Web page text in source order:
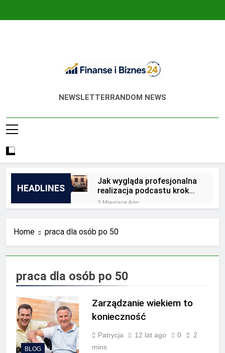
Finanse I Biznes
24
Jak Zadbać O Własne Finanse? Fachowa
NEWSLETTERRANDOM NEWS
HEADLINES
Jak wygląda profesjonalna
realizacja podcastu krok
po kroku?
2 Miesiące Ago
księgowych?
2 Lata Ago
Jakie wyzwania stoją przed
biurami rachunkowymi w
Najnowsze trendy w
rodzinnym
2 Lata Ago
Półki na dokumenty –
uporządkuj biuro dzięki
szufladkom
2 Lata Ago
Pomoc przy zakładaniu
Home praca dla osób po 50
praca dla osób po 50
BLOG
Zarządzanie wiekiem to
konieczność
Patrycja 12 lat ago 0
2
mins